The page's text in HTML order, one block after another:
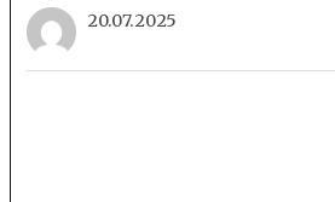
20.07.2025